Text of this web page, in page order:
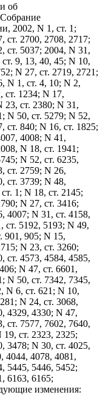
об
2002, N 1, ст. 1;
ст. 2700, 2708, 2717;
ст. 5037; 2004, N 31,
9, 13, 40, 45; N 10,
N 27, ст. 2719, 2721;
N 1, ст. 4, 10; N 2,
ст. 1234; N 17,
23, ст. 2380; N 31,
N 50, ст. 5279; N 52,
ст. 840; N 16, ст. 1825;
4008; N 41,
N 18, ст. 1941;
N 52, ст. 6235,
ст. 2759; N 26,
ст. 3739; N 48,
1; N 18, ст. 2145;
N 27, ст. 3416;
4007; N 31, ст. 4158,
ст. 5192, 5193; N 49,
901, 905; N 15,
N 23, ст. 3260;
ст. 4573, 4584, 4585,
N 47, ст. 6601,
N 50, ст. 7342, 7345,
N 6, ст. 621; N 10,
N 24, ст. 3068,
4329, 4330; N 47,
ст. 7577, 7602, 7640,
ст. 2323, 2325;
3478; N 30, ст. 4025,
4044, 4078, 4081,
5445, 5446, 5452;
6163, 6165;
изменения: